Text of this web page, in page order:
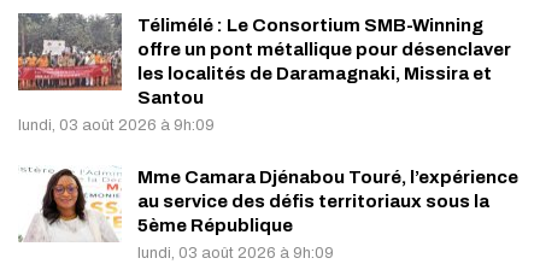
Télimélé : Le Consortium SMB-Winning
offre un pont métallique pour désenclaver
les localités de Daramagnaki, Missira et
Santou
lundi, 03 août 2026 à 9h:09
Mme Camara Djénabou Touré, l’expérience
au service des défis territoriaux sous la
5ème République
lundi, 03 août 2026 à 9h:09